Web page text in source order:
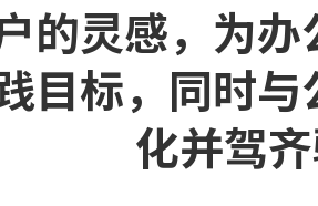
的灵感，为
目标，同时
化并驾